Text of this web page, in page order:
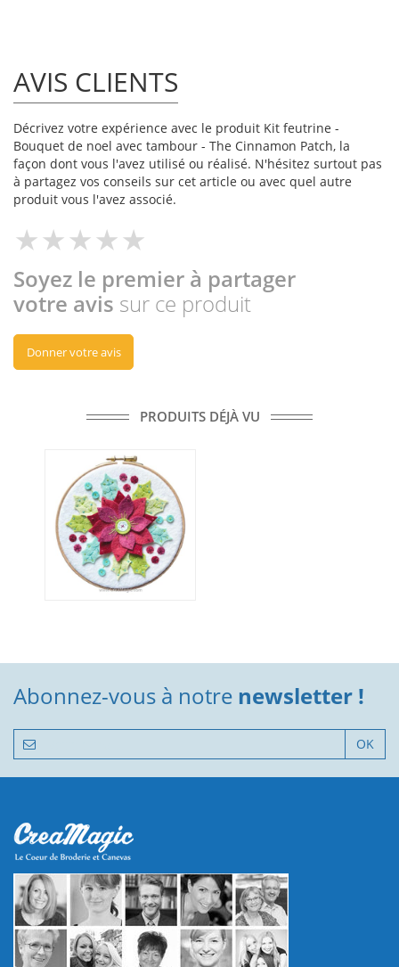
AVIS CLIENTS
Décrivez votre expérience avec le produit Kit feutrine -
Bouquet de noel avec tambour - The Cinnamon Patch, la
façon dont vous l'avez utilisé ou réalisé. N'hésitez surtout pas
à partagez vos conseils sur cet article ou avec quel autre
produit vous l'avez associé.
Soyez le premier à partager
votre avis sur ce produit
Donner votre avis
PRODUITS DÉJÀ VU
Abonnez-vous à notre newsletter !
OK